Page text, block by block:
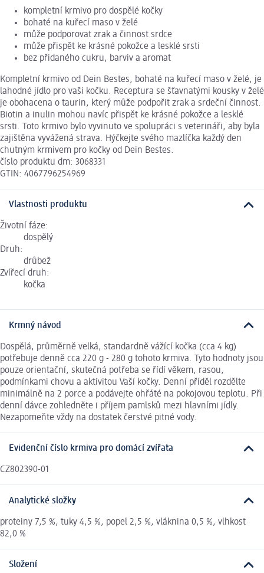
kompletní krmivo pro dospělé kočky
bohaté na kuřecí maso v želé
může podporovat zrak a činnost srdce
může přispět ke krásné pokožce a lesklé srsti
bez přidaného cukru, barviv a aromat
Kompletní krmivo od Dein Bestes, bohaté na kuřecí maso v želé, je
lahodné jídlo pro vaši kočku. Receptura se šťavnatými kousky v želé
je obohacena o taurin, který může podpořit zrak a srdeční činnost.
Biotin a inulin mohou navíc přispět ke krásné pokožce a lesklé
srsti. Toto krmivo bylo vyvinuto ve spolupráci s veterináři, aby byla
zajištěna vyvážená strava. Hýčkejte svého mazlíčka každý den
chutným krmivem pro kočky od Dein Bestes.
číslo produktu dm: 3068331
GTIN: 4067796254969
Vlastnosti produktu
Životní fáze:
dospělý
Druh:
drůbež
Zvířecí druh:
kočka
Krmný návod
Dospělá, průměrně velká, standardně vážící kočka (cca 4 kg)
potřebuje denně cca 220 g - 280 g tohoto krmiva. Tyto hodnoty jsou
pouze orientační, skutečná potřeba se řídí věkem, rasou,
podmínkami chovu a aktivitou Vaší kočky. Denní příděl rozdělte
minimálně na 2 porce a podávejte ohřáté na pokojovou teplotu. Při
denní dávce zohledněte i příjem pamlsků mezi hlavními jídly.
Nezapomeňte vždy na dostatek čerstvé pitné vody.
Evidenční číslo krmiva pro domácí zvířata
CZ802390-01
Analytické složky
proteiny 7,5 %, tuky 4,5 %, popel 2,5 %, vláknina 0,5 %, vlhkost
82,0 %
Složení